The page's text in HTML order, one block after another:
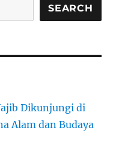
Desa
Lopburi
SEARCH
Dikunjungi di
Alam dan Budaya